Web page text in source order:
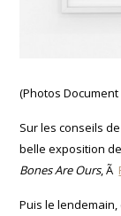
(Photos
Sur les conseils
belle exposition de
Bones Are Ours, Ã
Puis le